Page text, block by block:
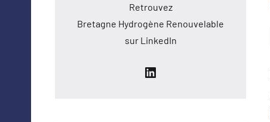
Retrouvez
Bretagne Hydrogène Renouvelable
sur LinkedIn
LinkedIn